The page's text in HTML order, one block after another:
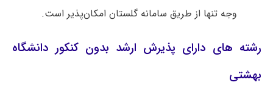
وجه تنها از طریق سامانه گلستان امکان‌پذیر است.
رشته های دارای پذیرش ارشد بدون کنکور دانشگاه
بهشتی